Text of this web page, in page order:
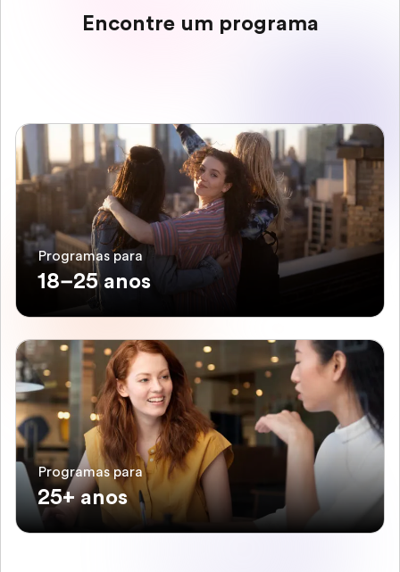
Encontre um programa
Programas para
18–25 anos
Programas para
25+ anos